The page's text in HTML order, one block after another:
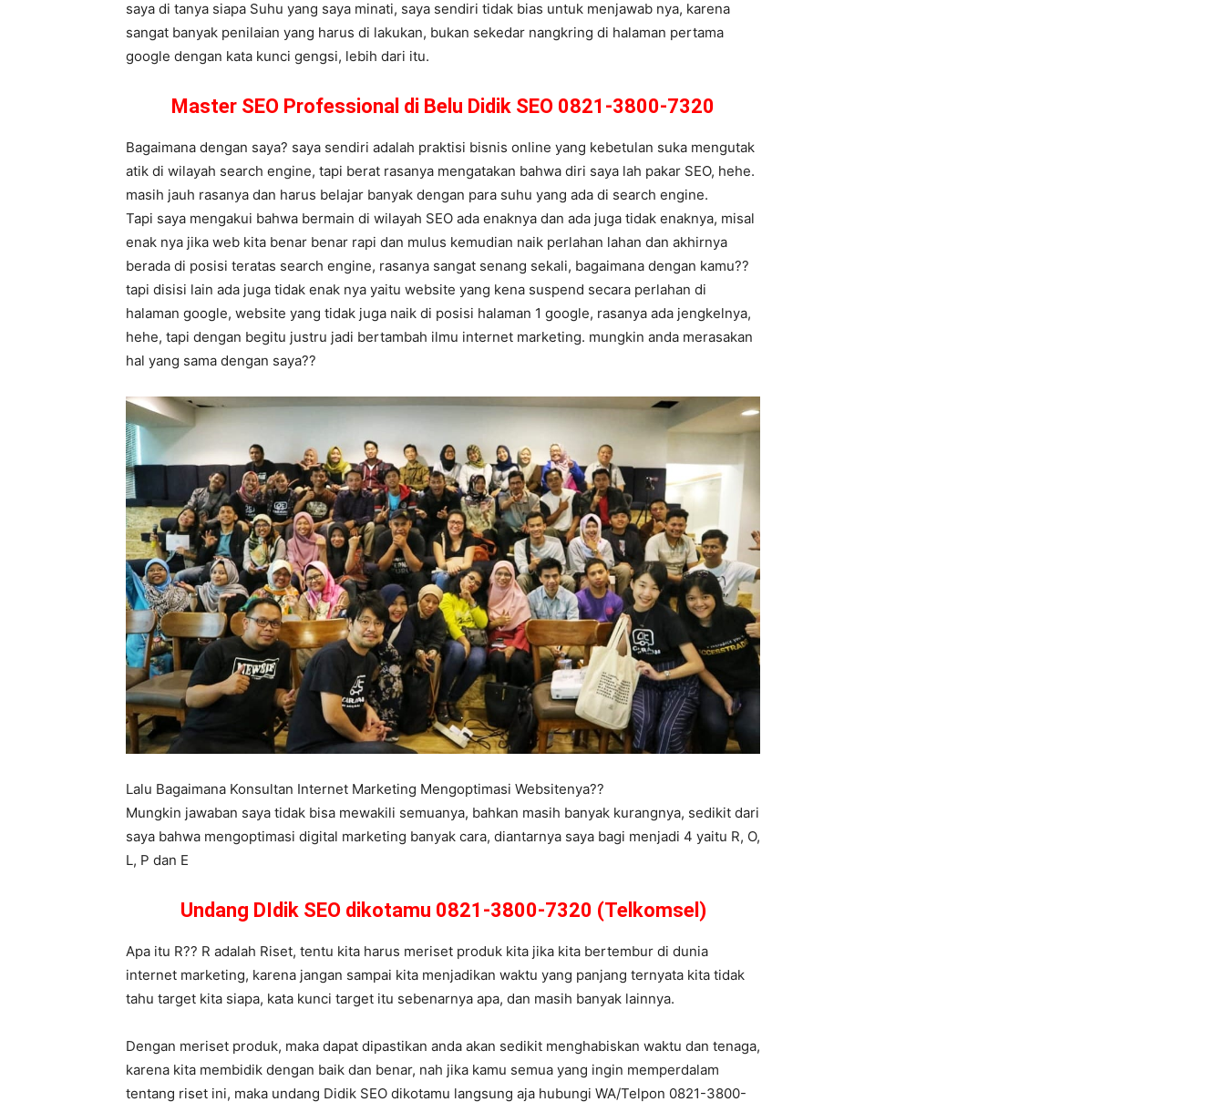
saya di tanya siapa Suhu yang saya minati, saya sendiri tidak bias untuk menjawab nya, karena
sangat banyak penilaian yang harus di lakukan, bukan sekedar nangkring di halaman pertama
google dengan kata kunci gengsi, lebih dari itu.
Master SEO Professional di Belu Didik SEO 0821-3800-7320
Bagaimana dengan saya? saya sendiri adalah praktisi bisnis online yang kebetulan suka mengutak
atik di wilayah search engine, tapi berat rasanya mengatakan bahwa diri saya lah pakar SEO, hehe.
masih jauh rasanya dan harus belajar banyak dengan para suhu yang ada di search engine.
Tapi saya mengakui bahwa bermain di wilayah SEO ada enaknya dan ada juga tidak enaknya, misal
enak nya jika web kita benar benar rapi dan mulus kemudian naik perlahan lahan dan akhirnya
berada di posisi teratas search engine, rasanya sangat senang sekali, bagaimana dengan kamu??
tapi disisi lain ada juga tidak enak nya yaitu website yang kena suspend secara perlahan di
halaman google, website yang tidak juga naik di posisi halaman 1 google, rasanya ada jengkelnya,
hehe, tapi dengan begitu justru jadi bertambah ilmu internet marketing. mungkin anda merasakan
hal yang sama dengan saya??
Lalu Bagaimana Konsultan Internet Marketing Mengoptimasi Websitenya??
Mungkin jawaban saya tidak bisa mewakili semuanya, bahkan masih banyak kurangnya, sedikit dari
saya bahwa mengoptimasi digital marketing banyak cara, diantarnya saya bagi menjadi 4 yaitu R, O,
L, P dan E
Undang DIdik SEO dikotamu 0821-3800-7320 (Telkomsel)
Apa itu R?? R adalah Riset, tentu kita harus meriset produk kita jika kita bertembur di dunia
internet marketing, karena jangan sampai kita menjadikan waktu yang panjang ternyata kita tidak
tahu target kita siapa, kata kunci target itu sebenarnya apa, dan masih banyak lainnya.
Dengan meriset produk, maka dapat dipastikan anda akan sedikit menghabiskan waktu dan tenaga,
karena kita membidik dengan baik dan benar, nah jika kamu semua yang ingin memperdalam
tentang riset ini, maka undang Didik SEO dikotamu langsung aja hubungi WA/Telpon 0821-3800-